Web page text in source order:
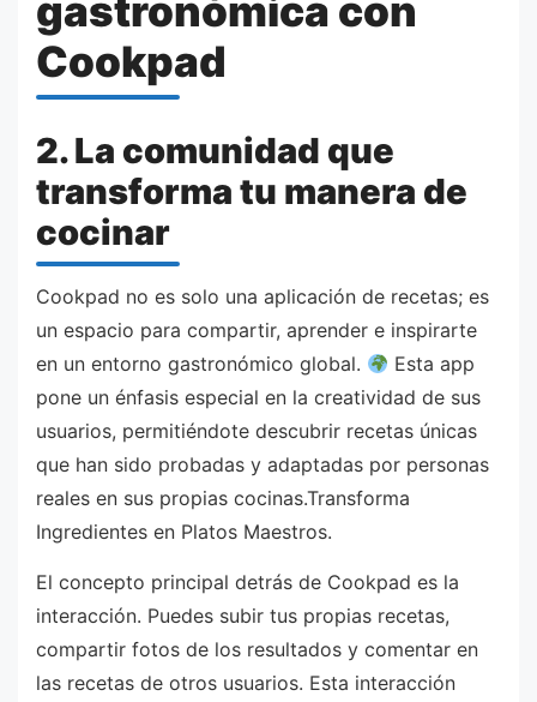
gastronómica con
Cookpad
2. La comunidad que
transforma tu manera de
cocinar
Cookpad no es solo una aplicación de recetas; es
un espacio para compartir, aprender e inspirarte
en un entorno gastronómico global.
Esta app
pone un énfasis especial en la creatividad de sus
usuarios, permitiéndote descubrir recetas únicas
que han sido probadas y adaptadas por personas
reales en sus propias cocinas.Transforma
Ingredientes en Platos Maestros.
El concepto principal detrás de Cookpad es la
interacción. Puedes subir tus propias recetas,
compartir fotos de los resultados y comentar en
las recetas de otros usuarios. Esta interacción